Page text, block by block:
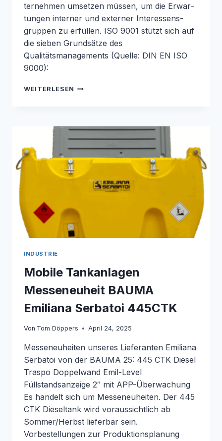
ter­neh­men umsetzen müssen, um die Er­war­
tun­gen interner und externer In­ter­es­sens­
grup­pen zu erfüllen. ISO 9001 stützt sich auf
die sieben Grundsätze des
Qualitätsmanagements (Quelle: DIN EN ISO
9000):
WEITERLESEN ISO
INDUSTRIE
Mobile Tankanlagen
Messeneuheit BAUMA
Emiliana Serbatoi 445CTK
Von Tom Döppers April 24, 2025
Messeneuheiten unseres Lieferanten Emiliana
Serbatoi von der BAUMA 25: 445 CTK Diesel
Traspo Doppelwand Emil-Level
Füllstandsanzeige 2″ mit APP-Überwachung
Es handelt sich um Messeneuheiten. Der 445
CTK Dieseltank wird voraussichtlich ab
Sommer/Herbst lieferbar sein.
Vorbestellungen zur Produktionsplanung